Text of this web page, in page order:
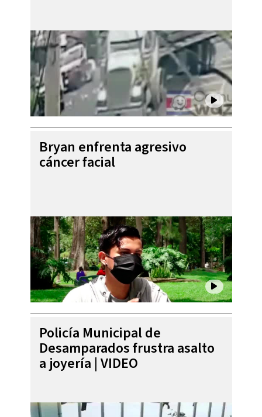
Bryan enfrenta agresivo
cáncer facial
Policía Municipal de
Desamparados frustra asalto
a joyería | VIDEO